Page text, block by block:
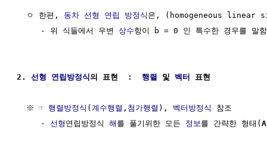
  ㅇ 한편,
동차 선형 연립 방정식 은, (homogeneous linear
     - 위 식들에서 우변
상수항이 b = 0 인 특수한 경우를 말
2. 선형 연립방정식의 표현  : 행렬 및 벡터 표현
  ※ ☞
행렬방정식 ( 계수행렬 , 첨가행렬 ), 벡터방정식
참조
     -
선형 연립방정식 해 를 풀기위한 모든 정보 를 간략한 형태(A